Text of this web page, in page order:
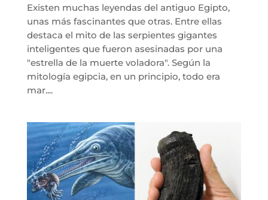
Existen muchas leyendas del antiguo Egipto,
unas más fascinantes que otras. Entre ellas
destaca el mito de las serpientes gigantes
inteligentes que fueron asesinadas por una
"estrella de la muerte voladora". Según la
mitología egipcia, en un principio, todo era
mar....